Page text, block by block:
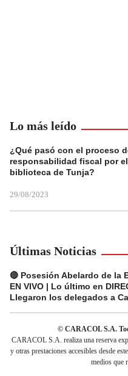
Lo más leído
¿Qué pasó con el proceso
responsabilidad fiscal por
biblioteca de Tunja?
29/08/2023
Últimas Noticias
🔴 Posesión Abelardo de la
EN VIVO | Lo último en
Llegaron los delegados a
© CARACOL S.A.
CARACOL S.A. realiza una reserva
y otras prestaciones accesibles desde
medios que